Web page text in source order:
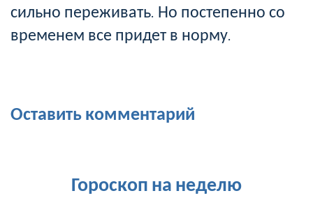
сильно переживать. Но постепенно со
временем все придет в норму.
Оставить комментарий
Гороскоп на неделю